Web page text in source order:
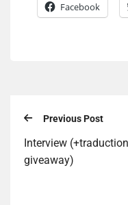
Facebook
Previous Post
Interview
giveaway)